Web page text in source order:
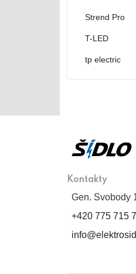
Strend Pro
T-LED
tp electric
Kontakty
Gen. Svobody
+420 775 715